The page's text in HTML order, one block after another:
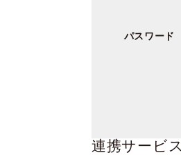
パスワード
連携サービ